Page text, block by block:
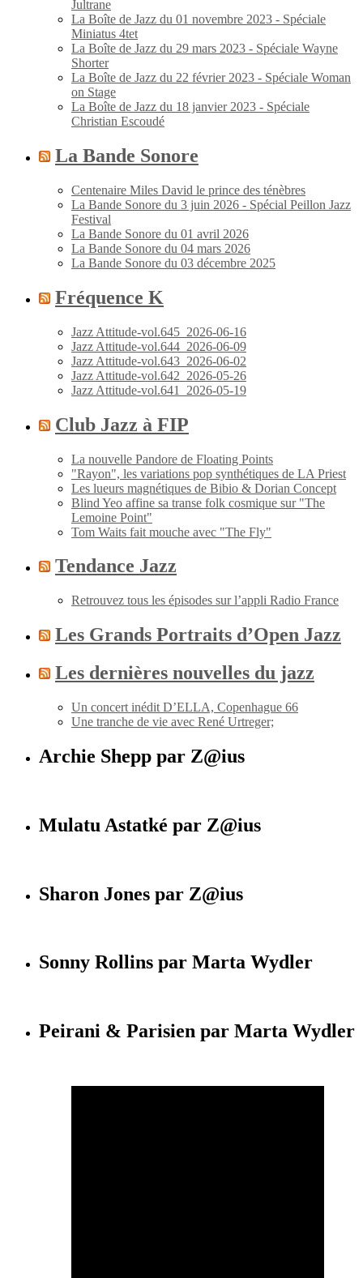
Jultrane
La Boîte de Jazz du 01 novembre 2023 - Spéciale
Miniatus 4tet
La Boîte de Jazz du 29 mars 2023 - Spéciale Wayne
Shorter
La Boîte de Jazz du 22 février 2023 - Spéciale Woman
on Stage
La Boîte de Jazz du 18 janvier 2023 - Spéciale
Christian Escoudé
La Bande Sonore
Centenaire Miles David le prince des ténèbres
La Bande Sonore du 3 juin 2026 - Spécial Peillon Jazz
Festival
La Bande Sonore du 01 avril 2026
La Bande Sonore du 04 mars 2026
La Bande Sonore du 03 décembre 2025
Fréquence K
Jazz Attitude-vol.645_2026-06-16
Jazz Attitude-vol.644_2026-06-09
Jazz Attitude-vol.643_2026-06-02
Jazz Attitude-vol.642_2026-05-26
Jazz Attitude-vol.641_2026-05-19
Club Jazz à FIP
La nouvelle Pandore de Floating Points
"Rayon", les variations pop synthétiques de LA Priest
Les lueurs magnétiques de Bibio & Dorian Concept
Blind Yeo affine sa transe folk cosmique sur "The
Lemoine Point"
Tom Waits fait mouche avec "The Fly"
Tendance Jazz
Retrouvez tous les épisodes sur l’appli Radio France
Les Grands Portraits d’Open Jazz
Les dernières nouvelles du jazz
Un concert inédit D’ELLA, Copenhague 66
Une tranche de vie avec René Urtreger;
Archie Shepp par Z@ius
Mulatu Astatké par Z@ius
Sharon Jones par Z@ius
Sonny Rollins par Marta Wydler
Peirani & Parisien par Marta Wydler